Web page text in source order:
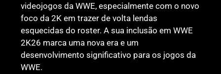
videojogos da WWE, especialmente com o novo
foco da 2K em trazer de volta lendas
esquecidas do roster. A sua inclusão em WWE
2K26 marca uma nova era e um
desenvolvimento significativo para os jogos da
WWE.